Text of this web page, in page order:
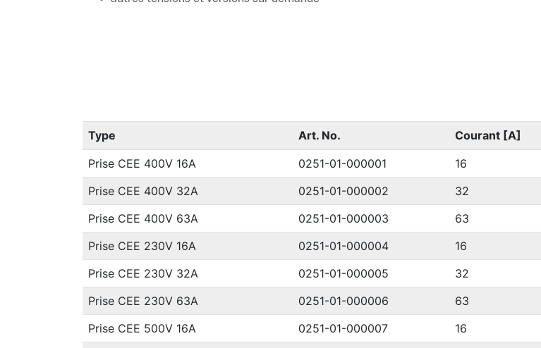
Type Art. No. Courant [A]
Prise CEE 400V 16A
0251-01-000001 16
Prise CEE 400V 32A
0251-01-000002 32
Prise CEE 400V 63A
0251-01-000003 63
Prise CEE 230V 16A
0251-01-000004 16
Prise CEE 230V 32A
0251-01-000005 32
Prise CEE 230V 63A
0251-01-000006 63
Prise CEE 500V 16A
0251-01-000007 16